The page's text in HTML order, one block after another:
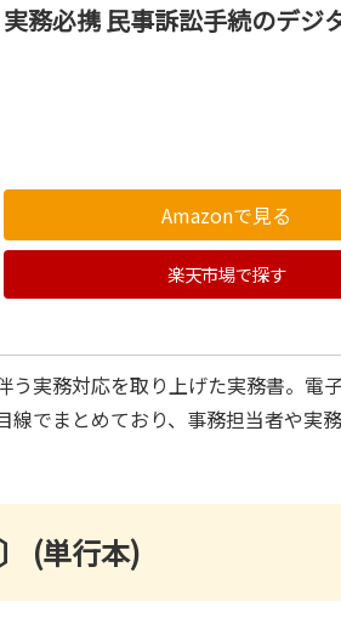
実務必携 民事訴訟手続のデジ
Amazonで見る
楽天市場で探す
う実務対応を取り上げた実務書。電
線でまとめており、事務担当者や実
(単行本)